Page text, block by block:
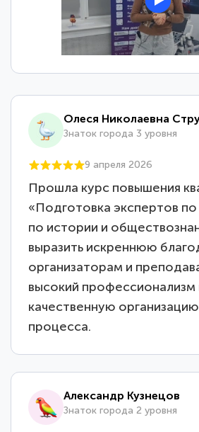
Олеся Николаевна
Знаток города 3 уровня
9 апреля 2026
Прошла курс повышения
«Подготовка экспертов
по истории и
выразить искреннюю
организаторам и
высокий профессионализм
качественную
процесса.
Александр Кузнецов
Знаток города 2 уровня